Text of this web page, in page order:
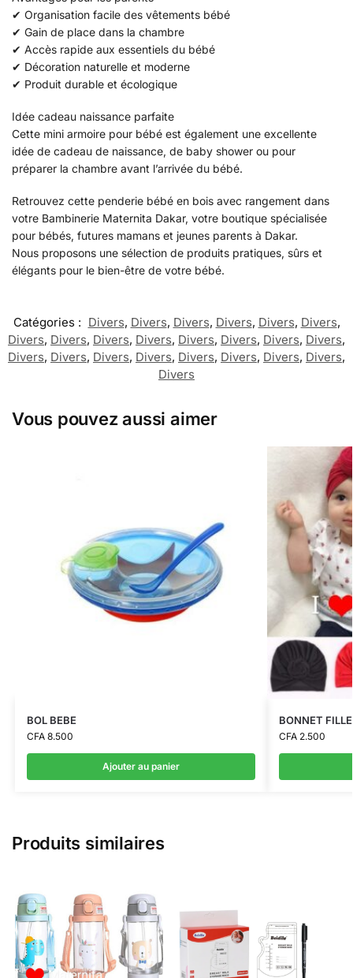
✔ Organisation facile des vêtements bébé
✔ Gain de place dans la chambre
✔ Accès rapide aux essentiels du bébé
✔ Décoration naturelle et moderne
✔ Produit durable et écologique
Idée cadeau naissance parfaite
Cette mini armoire pour bébé est également une excellente
idée de cadeau de naissance, de baby shower ou pour
préparer la chambre avant l’arrivée du bébé.
Retrouvez cette penderie bébé en bois avec rangement dans
votre Bambinerie Maternita Dakar, votre boutique spécialisée
pour bébés, futures mamans et jeunes parents à Dakar.
Nous proposons une sélection de produits pratiques, sûrs et
élégants pour le bien-être de votre bébé.
Catégories : Divers, Divers, Divers, Divers, Divers, Divers,
Divers, Divers, Divers, Divers, Divers, Divers, Divers, Divers,
Divers, Divers, Divers, Divers, Divers, Divers, Divers, Divers,
Divers
Vous pouvez aussi aimer
BOL BEBE
CFA8.500
Ajouter au panier
BONNET
CFA2.500
Produits similaires